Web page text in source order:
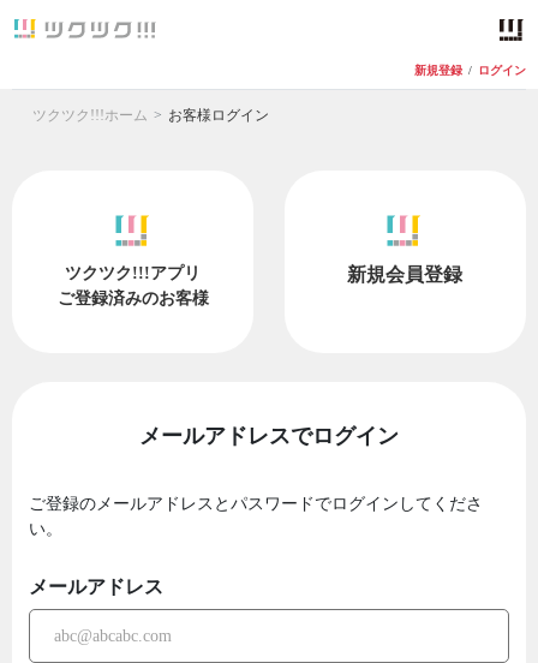
新規登録 / ログイン
ツクツク!!!ホーム お客様ログイン
ツクツク!!!アプリ
ご登録済みのお客様
新規会員登録
メールアドレスでログイン
ご登録のメールアドレスとパスワードでログインしてくださ
い。
メールアドレス